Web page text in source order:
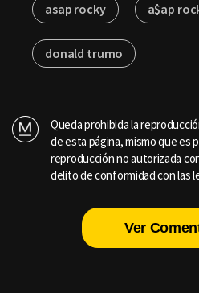
asap rocky a$ap
donald trumo
Queda prohibida la
de esta página, mismo que es
reproducción no autorizada
delito de conformidad con las
Ver